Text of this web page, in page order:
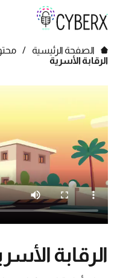
الصفحة الرئيسية /
الرقابة الأسرية
الرقابة